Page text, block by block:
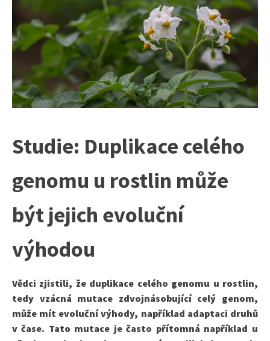
Studie: Duplikace celého
genomu u rostlin může
být jejich evoluční
výhodou
Vědci zjistili, že duplikace celého genomu u rostlin,
tedy vzácná mutace zdvojnásobující celý genom,
může mít evoluční výhody, například adaptaci druhů
v čase. Tato mutace je často přítomná například u